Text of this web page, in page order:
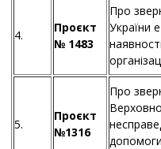
4.
Проєкт
№ 1483
Про
України
5.
Проєкт
№1316
Про